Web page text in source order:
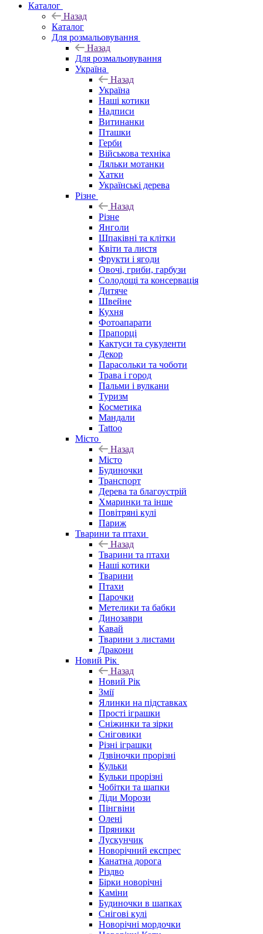
Каталог
Назад
Каталог
Для розмальовування
Назад
Для розмальовування
Україна
Назад
Україна
Наші котики
Надписи
Витинанки
Пташки
Герби
Військова техніка
Ляльки мотанки
Хатки
Українські дерева
Різне
Назад
Різне
Янголи
Шпаківні та клітки
Квіти та листя
Фрукти і ягоди
Овочі, гриби, гарбузи
Солодощі та консервація
Дитяче
Швейне
Кухня
Фотоапарати
Прапорці
Кактуси та сукуленти
Декор
Парасольки та чоботи
Трава і город
Пальми і вулкани
Туризм
Косметика
Мандали
Tattoo
Місто
Назад
Місто
Будиночки
Транспорт
Дерева та благоустрій
Хмаринки та інше
Повітряні кулі
Париж
Тварини та птахи
Назад
Тварини та птахи
Наші котики
Тварини
Птахи
Парочки
Метелики та бабки
Динозаври
Кавай
Тварини з листами
Дракони
Новий Рік
Назад
Новий Рік
Змії
Ялинки на підставках
Прості іграшки
Сніжинки та зірки
Сніговики
Різні іграшки
Дзвіночки прорізні
Кульки
Кульки прорізні
Чобітки та шапки
Діди Морози
Пінгвіни
Олені
Пряники
Лускунчик
Новорічний експрес
Канатна дорога
Різдво
Бірки новорічні
Каміни
Будиночки в шапках
Снігові кулі
Новорічні мордочки